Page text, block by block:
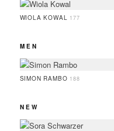
WIOLA KOWAL 177
MEN
SIMON RAMBO 188
NEW